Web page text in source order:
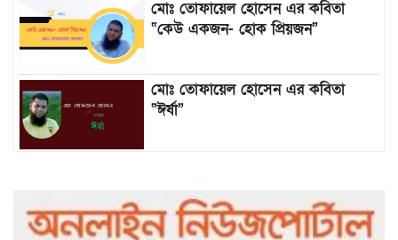
মোঃ তোফায়েল হোসেন এর কবিতা
“কেউ একজন- হোক প্রিয়জন”
মোঃ তোফায়েল হোসেন এর কবিতা
“ঈর্ষা”
আটকে পড়া ১০ পর্যটককে উদ্ধার করল
পুলিশ ও ফায়ার সার্ভিস